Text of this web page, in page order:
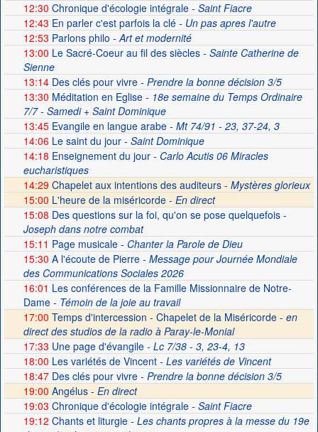
12:30 Chronique d'écologie intégrale- Saint Fiacre
12:43 En parler c'est parfois la clé- Un pas apres l'autre
12:53 Parlons philo - Art et modernité
13:00 Le Sacré-Coeur au fil des siècles- Sainte Catherine de
Sienne
13:14Des clés pour vivre- Prendre la bonne décision 3/5
13:30 Méditation en Eglise- 18e semaine du Temps Ordinaire
7/7 - Samedi + Saint Dominique
13:45Evangile en langue arabe- Mt 74/91 - 23, 37-24, 3
14:06Le saint du jour- Saint Dominique
14:18 Enseignement du jour- Carlo Acutis 06 Miracles
eucharistiques
14:29 Chapelet aux intentions des auditeurs - Mystères glorieux
15:00 L'heure de la miséricorde - En direct
15:08 Des questions sur la foi, qu'on se pose quelquefois-
Joseph dans notre combat
15:11 Page musicale- Chanter la Parole de Dieu
15:30 A l'écoute de Pierre- Message pour Journée Mondiale
des Communications Sociales 2026
16:01 Les conférences de la Famille Missionnaire de Notre-
Dame- Témoin de la joie au travail
17:00 Temps d'intercession - Chapelet de la Miséricorde - en
direct des studios de la radio à Paray-le-Monial
17:33 Une page d'évangile- Lc 7/38 - 3, 23-4, 13
18:00 Les variétés de Vincent- Les variétés de Vincent
18:47Des clés pour vivre- Prendre la bonne décision 3/5
19:00 Angélus - En direct
19:03 Chronique d'écologie intégrale- Saint Fiacre
19:12 Chants et liturgie- Les chants propres à la messe du 19e